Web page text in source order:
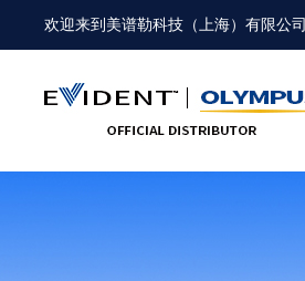
欢迎来到 美谱勒科技（上海）有限公司